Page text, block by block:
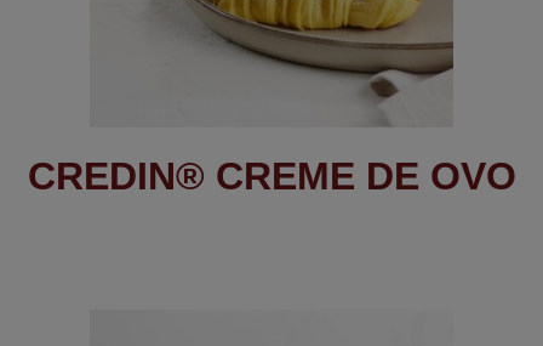
CREDIN® CREME DE OVO